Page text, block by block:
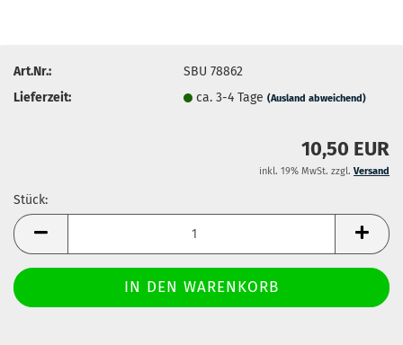
Art.Nr.:
SBU 78862
Lieferzeit:
ca. 3-4 Tage(Ausland abweichend)
10,50 EUR
inkl. 19% MwSt. zzgl. Versand
Stück:
Stück